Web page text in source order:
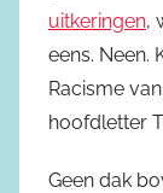
uitkeringen,
eens. Neen.
Racisme
hoofdletter
Geen dak